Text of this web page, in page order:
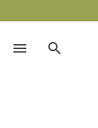
Skip